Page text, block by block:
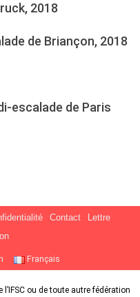
2018
de Briançon, 2018
escalade de Paris
Contact
Lettre
Français
ou de toute autre fédération